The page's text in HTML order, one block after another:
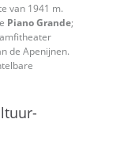
van 1941 m.
Piano Grande;
de Apenijnen.